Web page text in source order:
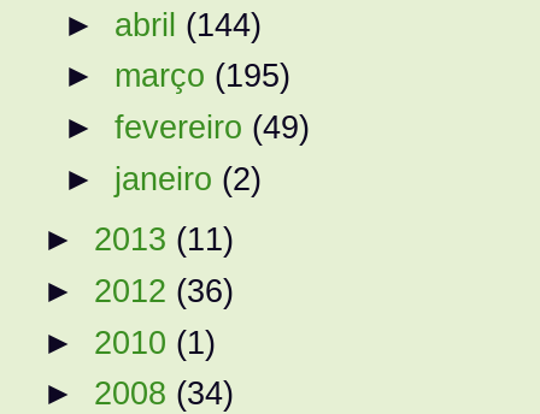
► abril (144)
► março (195)
►fevereiro (49)
► janeiro (2)
► 2013 (11)
► 2012 (36)
► 2010 (1)
► 2008 (34)